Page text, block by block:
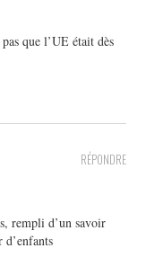
que l’UE était dès
RÉPONDRE
rempli d’un savoir
d’enfants